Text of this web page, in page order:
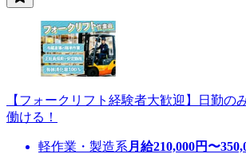
【フォークリフト経験者大歓迎】日勤の
働ける！
軽作業・製造系 月給210,000円〜